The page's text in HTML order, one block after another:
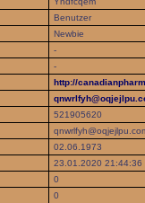
Benutzer
Newbie
-
-
http://
521905620
02.06.1973
23.01.2020 21:44:36
0
0